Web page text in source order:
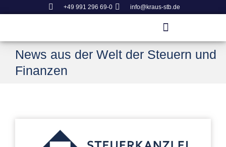
+49 991 296 69-0 info@kraus-stb.de
News aus der Welt der Steuern und
Finanzen